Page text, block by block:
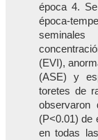
época 4.
época-
(EVI),
(ASE) y
toretes de
observaron
(P<0.01) de
en todas